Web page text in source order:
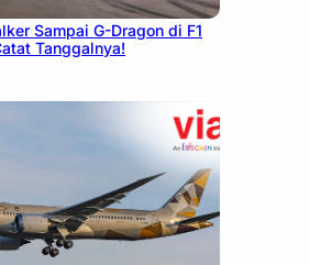
Sampai G-Dragon di F1
Tanggalnya!